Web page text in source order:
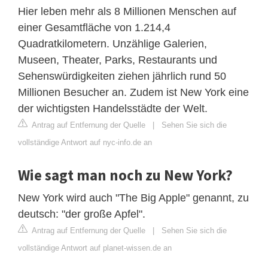
Hier leben mehr als 8 Millionen Menschen auf
einer Gesamtfläche von 1.214,4
Quadratkilometern. Unzählige Galerien,
Museen, Theater, Parks, Restaurants und
Sehenswürdigkeiten ziehen jährlich rund 50
Millionen Besucher an. Zudem ist New York eine
der wichtigsten Handelsstädte der Welt.
Antrag auf Entfernung der Quelle | Sehen Sie sich die
vollständige Antwort auf nyc-info.de an
Wie sagt man noch zu New York?
New York wird auch "The Big Apple" genannt, zu
deutsch: "der große Apfel".
Antrag auf Entfernung der Quelle | Sehen Sie sich die
vollständige Antwort auf planet-wissen.de an